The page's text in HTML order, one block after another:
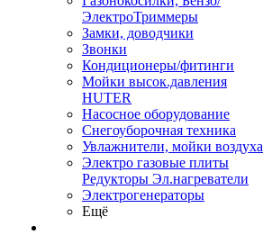
ЭлектроТриммеры
Замки, доводчики
Звонки
Кондиционеры/фитинги
Мойки высок.давления
HUTER
Насосное оборудование
Снегоуборочная техника
Увлажнители, мойки воздуха
Электро газовые плиты
Редукторы Эл.нагреватели
Электрогенераторы
Ещё